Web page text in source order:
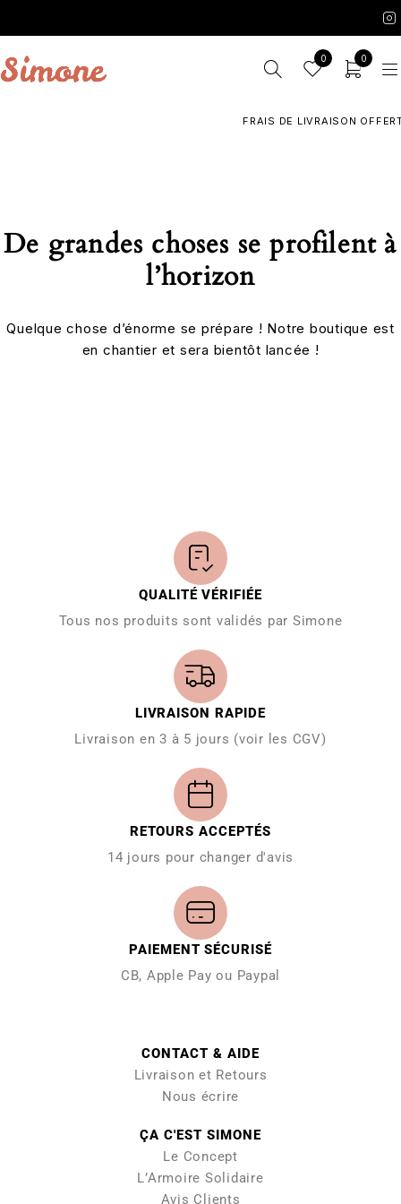
0 0
FRAIS DE LIVRAISON
De grandes choses se profilent à
l’horizon
Quelque chose d’énorme se prépare ! Notre boutique est
en chantier et sera bientôt lancée !
QUALITÉ VÉRIFIÉE
Tous nos produits sont validés par Simone
LIVRAISON RAPIDE
Livraison en 3 à 5 jours (voir les CGV)
RETOURS ACCEPTÉS
14 jours pour changer d'avis
PAIEMENT SÉCURISÉ
CB, Apple Pay ou Paypal
CONTACT & AIDE
Livraison et Retours
Nous écrire
ÇA C'EST SIMONE
Le Concept
L’Armoire Solidaire
Avis Clients